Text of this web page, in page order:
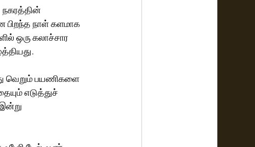
நகரத்தின்
பிறந்த நாள் களமாக
ஒரு கலாச்சார
வெறும் பயணிகளை
எடுத்துச்